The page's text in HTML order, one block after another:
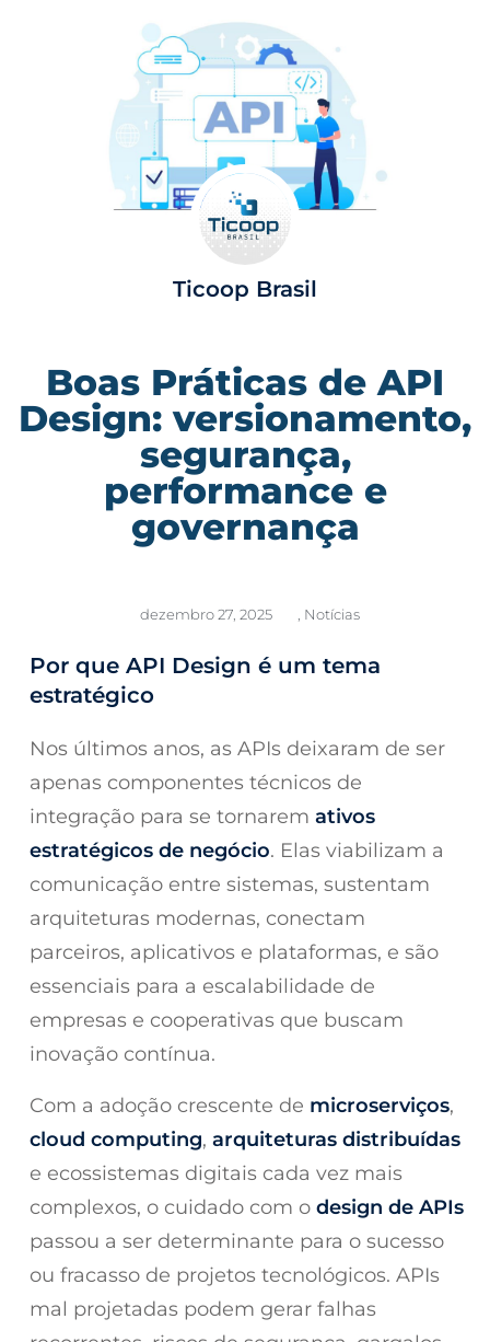
Ticoop Brasil
Boas Práticas de API
Design: versionamento,
segurança,
performance e
governança
dezembro 27, 2025 Notícias
Por que API Design é um tema
estratégico
Nos últimos anos, as APIs deixaram de ser
apenas componentes técnicos de
integração para se tornaremativos
estratégicos de negócio. Elas viabilizam a
comunicação entre sistemas, sustentam
arquiteturas modernas, conectam
parceiros, aplicativos e plataformas, e são
essenciais para a escalabilidade de
empresas e cooperativas que buscam
inovação contínua.
Com a adoção crescente de microserviços,
cloud computing,arquiteturas distribuídas
e ecossistemas digitais cada vez mais
complexos, o cuidado com odesign de APIs
passou a ser determinante para o sucesso
ou fracasso de projetos tecnológicos. APIs
mal projetadas podem gerar falhas